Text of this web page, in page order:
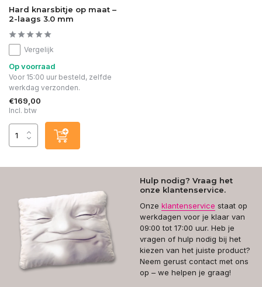
Hard knarsbitje op maat –
2-laags 3.0 mm
Vergelijk
Op voorraad
Voor 15:00 uur besteld, zelfde
werkdag verzonden.
€169,00
Incl. btw
Hulp nodig? Vraag het
onze klantenservice.
Onze klantenservice staat op
werkdagen voor je klaar van
09:00 tot 17:00 uur. Heb je
vragen of hulp nodig bij het
kiezen van het juiste product?
Neem gerust contact met ons
op – we helpen je graag!